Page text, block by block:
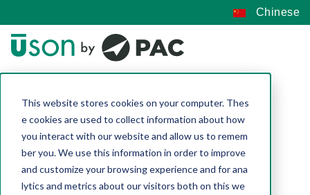
This website stores cookies on your computer. Thes
e cookies are used to collect information about how
you interact with our website and allow us to remem
ber you. We use this information in order to improve
and customize your browsing experience and for ana
lytics and metrics about our visitors both on this we
Chinese